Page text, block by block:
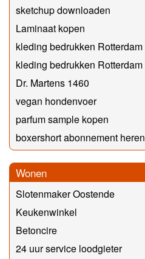
sketchup downloaden
Laminaat kopen
kleding bedrukken Rotterdam
kleding bedrukken Rotterdam
Dr. Martens 1460
vegan hondenvoer
parfum sample kopen
boxershort abonnement heren
Wonen
Slotenmaker Oostende
Keukenwinkel
Betoncire
24 uur service loodgieter